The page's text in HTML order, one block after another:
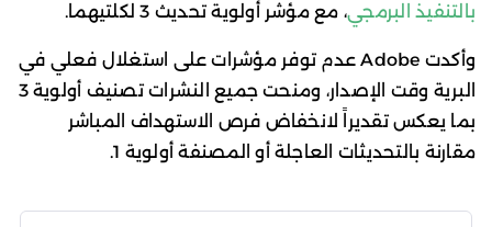
بالتنفيذ البرمجي، مع مؤشر أولوية تحديث 3 لكلتيهما.
وأكدت Adobe عدم توفر مؤشرات على استغلال فعلي في
البرية وقت الإصدار، ومنحت جميع النشرات تصنيف أولوية 3
بما يعكس تقديراً لانخفاض فرص الاستهداف المباشر
مقارنة بالتحديثات العاجلة أو المصنفة أولوية 1.